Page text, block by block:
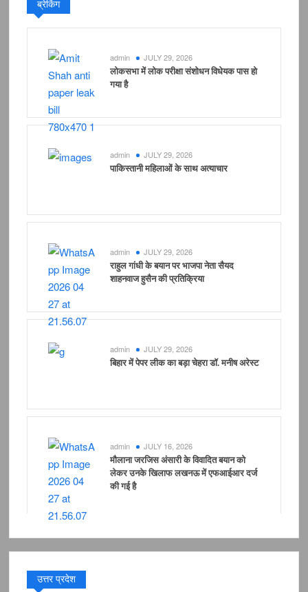
ब्रेकिंग
admin JULY 29, 2026
लोकसभा में लोक परीक्षा संशोधन विधेयक पास हो
गया है
admin JULY 29, 2026
पाकिस्तानी महिलाओं के साथ अत्याचार
admin JULY 29, 2026
राहुल गांधी के बयान पर भाजपा नेता सैयद
शाहनवाज हुसैन की प्रतिक्रिया
admin JULY 29, 2026
बिहार में पेपर लीक का बड़ा चेहरा डॉ. मनीष अरेस्ट
admin JULY 16, 2026
मौलाना जरजिस अंसारी के विवादित बयान को
लेकर उनके खिलाफ लखनऊ में एफआईआर दर्ज
की गई है
उत्तर प्रदेश